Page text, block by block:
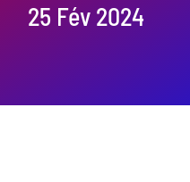
25 Fév 2024